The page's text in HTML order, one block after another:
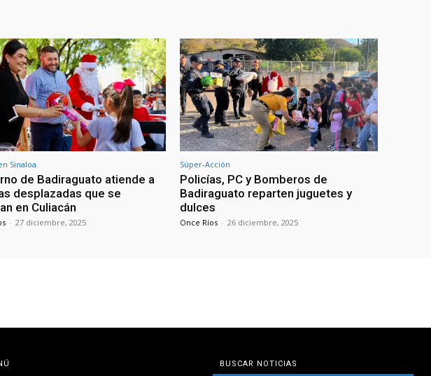
Sinaloa
de Badiraguato atiende a
desplazadas que se
en Culiacán
- 27 diciembre, 2025
Súper-Acción
Policías, PC y Bomberos de
Badiraguato reparten juguetes y
dulces
Once Ríos - 26 diciembre, 2025
BUSCAR NOTICIAS